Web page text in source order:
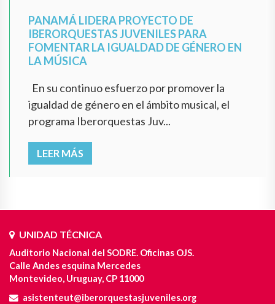
PANAMÁ LIDERA PROYECTO DE
IBERORQUESTAS JUVENILES PARA
FOMENTAR LA IGUALDAD DE GÉNERO EN
LA MÚSICA
En su continuo esfuerzo por promover la
igualdad de género en el ámbito musical, el
programa Iberorquestas Juv...
LEER MÁS
UNIDAD TÉCNICA
Auditorio Nacional del SODRE. Oficinas OJS.
Calle Andes esquina Mercedes
Montevideo, Uruguay, CP 11000
asistenteut@iberorquestasjuveniles.org